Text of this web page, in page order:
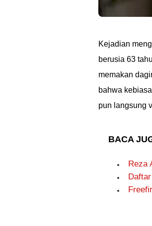
Kejadian
berusia 63
memakan
bahwa
pun langsung
BACA
Reza